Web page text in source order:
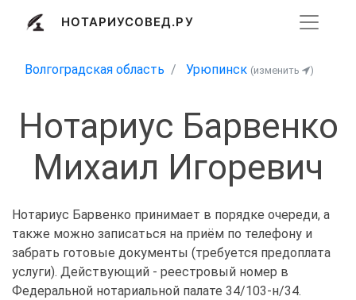
НОТАРИУСОВЕД.РУ
Волгоградская область Урюпинск (изменить )
Нотариус Барвенко
Михаил Игоревич
Нотариус Барвенко принимает в порядке очереди, а
также можно записаться на приём по телефону и
забрать готовые документы (требуется предоплата
услуги). Действующий - реестровый номер в
Федеральной нотариальной палате 34/103-н/34.